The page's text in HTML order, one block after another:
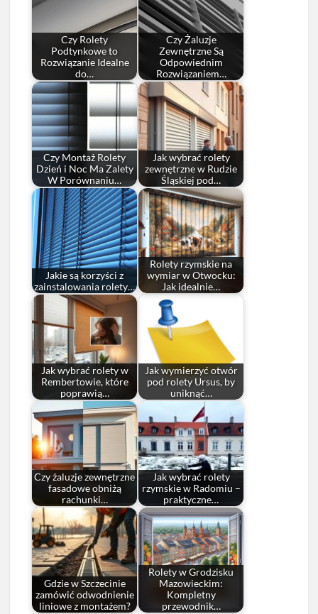
Czy Rolety
Podtynkowe to
Rozwiązanie Idealne
do…
Czy Żaluzje
Zewnętrzne Są
Odpowiednim
Rozwiązaniem…
Czy Montaż Rolety
Dzień i Noc Ma Zalety
W Porównaniu…
Jak wybrać rolety
zewnętrzne w Rudzie
Śląskiej pod…
Jakie są korzyści z
zainstalowania rolety…
Rolety rzymskie na
wymiar w Otwocku:
Jak idealnie…
Jak wybrać rolety w
Rembertowie, które
poprawią…
Jak wymierzyć otwór
pod rolety Ursus, by
uniknąć…
Czy żaluzje zewnętrzne
fasadowe obniżą
rachunki…
Jak wybrać rolety
rzymskie w Radomiu –
praktyczne…
Gdzie w Szczecinie
zamówić odwodnienie
liniowe z montażem?
Rolety w Grodzisku
Mazowieckim:
Kompletny
przewodnik…